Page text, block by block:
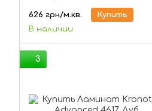
626 грн/м.кв.
Купить
В наличии
3